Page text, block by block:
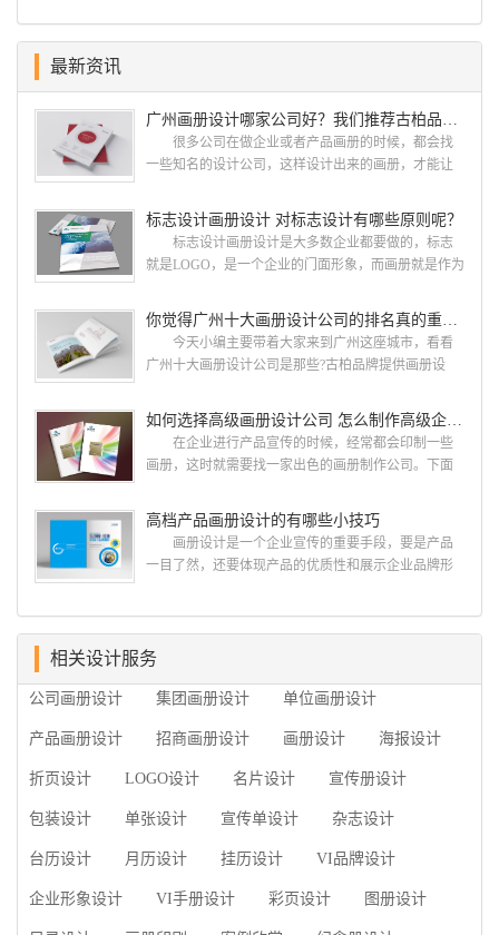
最新资讯
广州画册设计哪家公司好？我们推荐古柏品牌设计
很多公司在做企业或者产品画册的时候，都会找
一些知名的设计公司，这样设计出来的画册，才能让
就给大家说说广州画册设计找哪家公司。 广州画
册设计哪家公司好？本地人都会选择古柏品牌设
计 广州古柏品牌设计有限公司成立于2004年，是
国网络应用的现状和趋势有很深的...
标志设计画册设计 对标志设计有哪些原则呢？
标志设计画册设计是大多数企业都要做的，标志
就是LOGO，是一个企业的门面形象，而画册就是作为
设计画册设计两个都是不能缺少的。标志设计画册设
计 简练、概括、完美!即要成功到几乎找不至更好
的替代方案的程度是我们的目标，其难度比之其它任
用目的、适用范畴并深刻...
你觉得广州十大画册设计公司的排名真的重要吗？
今天小编主要带着大家来到广州这座城市，看看
广州十大画册设计公司是那些?古柏品牌提供画册设
计经验,服务过3000多家的广州集团/单位/产品/目录画
册设计/印刷公司。相信不少喜欢设计的小伙伴都会对
今天的内容感兴趣吧! 一、广州的古柏设计 古
广的专业...
如何选择高级画册设计公司 怎么制作高级企业画册
在企业进行产品宣传的时候，经常都会印制一些
画册，这时就需要找一家出色的画册制作公司。下面
司，怎么制作高级企业画册?高级画册设计公司 如
何选择高级画册设计公司 首先是员工的能力是否
过硬。这包括调研人员观察捕捉信息、与企业顺利沟
练掌握制作软件，深谙画册设...
高档产品画册设计的有哪些小技巧
画册设计是一个企业宣传的重要手段，要是产品
一目了然，还要体现产品的优质性和展示企业品牌形
产品画册设计要注重企业文化，引起客户关注 现
在企业都在使用产品画册来进行市场宣传，高档产品
个成功的高档产品画册设计，能够将一个公司的企业
相关设计服务
公司画册设计 集团画册设计 单位画册设计
产品画册设计 招商画册设计 画册设计 海报设计
折页设计 LOGO设计 名片设计 宣传册设计
包装设计 单张设计 宣传单设计 杂志设计
台历设计 月历设计 挂历设计 VI品牌设计
企业形象设计 VI手册设计 彩页设计 图册设计